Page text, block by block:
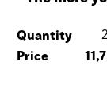
Quantity 2
Price